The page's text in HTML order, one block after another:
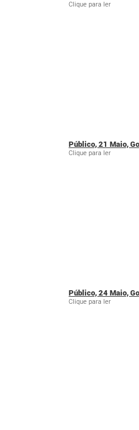
Clique para ler
Público, 21 Maio,
Clique para ler
Público, 24 Maio,
Clique para ler